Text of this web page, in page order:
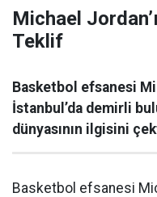
Michael
Teklif
Basketbol efsanesi
İstanbul’da demirli
dünyasının ilgisini
Basketbol efsanesi